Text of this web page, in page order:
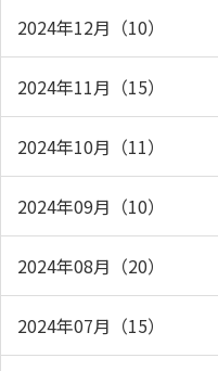
2024年12月（10）
2024年11月（15）
2024年10月（11）
2024年09月（10）
2024年08月（20）
2024年07月（15）